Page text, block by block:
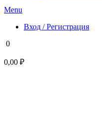
Menu
Вход / Регистрация
0
0,00 ₽